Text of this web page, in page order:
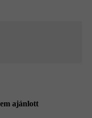
ajánlott